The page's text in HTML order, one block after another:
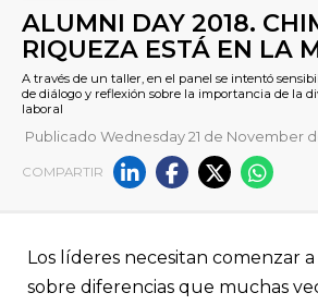
ALUMNI DAY
A través de un taller, en el panel se
de diálogo y reflexión sobre la
laboral
Publicado Wednesday 21 de November
COMPARTIR
Los líderes necesitan comenzar
sobre diferencias que muchas